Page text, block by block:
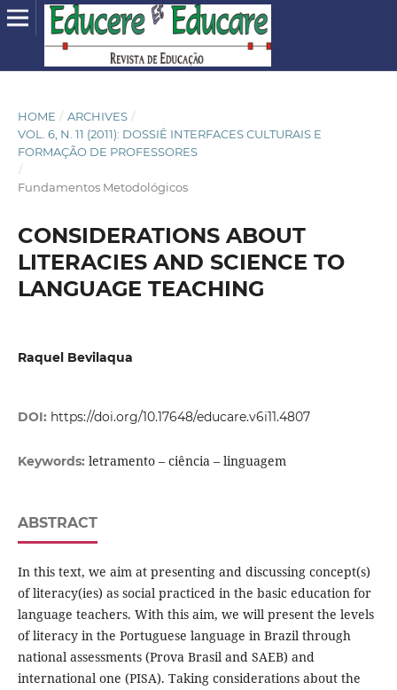
HOME / ARCHIVES /
VOL. 6, N. 11 (2011): DOSSIÊ INTERFACES CULTURAIS E
FORMAÇÃO DE PROFESSORES
/
Fundamentos Metodológicos
CONSIDERATIONS ABOUT
LITERACIES AND SCIENCE TO
LANGUAGE TEACHING
Raquel Bevilaqua
DOI: https://doi.org/10.17648/educare.v6i11.4807
Keywords: letramento – ciência – linguagem
ABSTRACT
In this text, we aim at presenting and discussing concept(s)
of literacy(ies) as social practiced in the basic education for
language teachers. With this aim, we will present the levels
of literacy in the Portuguese language in Brazil through
national assessments (Prova Brasil and SAEB) and
international one (PISA). Taking considerations about the